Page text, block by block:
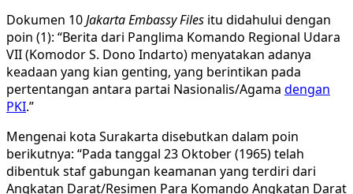
Dokumen 10Jakarta Embassy Files itu didahului dengan
poin (1): “Berita dari Panglima Komando Regional Udara
VII (Komodor S. Dono Indarto) menyatakan adanya
keadaan yang kian genting, yang berintikan pada
pertentangan antara partai Nasionalis/Agama dengan
PKI.”
Mengenai kota Surakarta disebutkan dalam poin
berikutnya: “Pada tanggal 23 Oktober (1965) telah
dibentuk staf gabungan keamanan yang terdiri dari
Angkatan Darat/Resimen Para Komando Angkatan Darat